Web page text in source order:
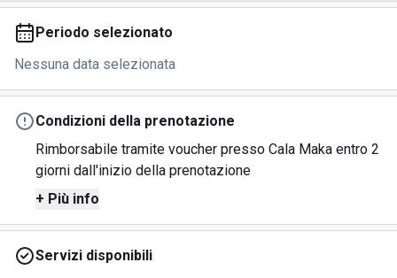
Periodo selezionato
Nessuna data selezionata
Condizioni della prenotazione
Rimborsabile tramite voucher presso Cala Maka entro 2
giorni dall'inizio della prenotazione
+ Più info
Servizi disponibili